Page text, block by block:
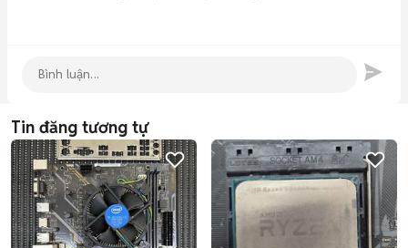
Tin đăng tương tự